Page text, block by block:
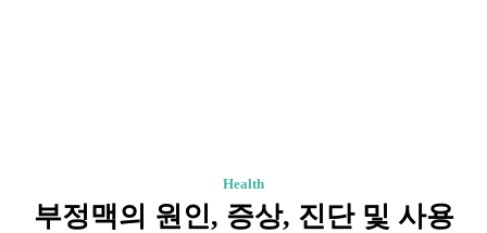
Health
부정맥의 원인, 증상, 진단 및 사용